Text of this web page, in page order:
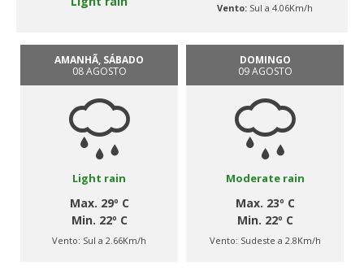
Vento: Sul a 4.06Km/h
AMANHÃ, SÁBADO
08 AGOSTO
Light rain
Max. 29º C
Min. 22º C
Vento: Sul a 2.66Km/h
DOMINGO
09 AGOSTO
Moderate rain
Max. 23º C
Min. 22º C
Vento: Sudeste a 2.8Km/h